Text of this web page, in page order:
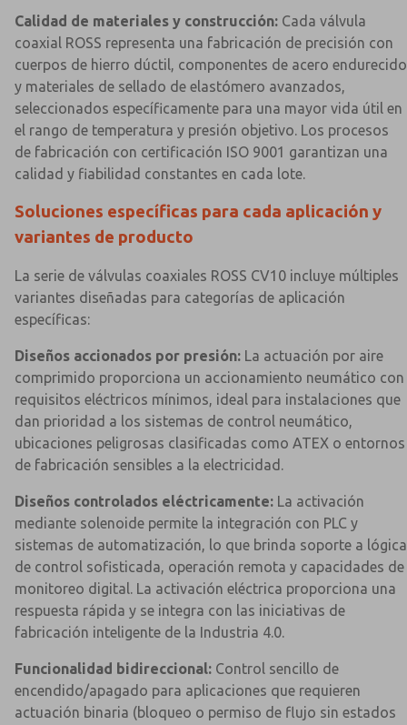
Calidad de materiales y construcción: Cada válvula
coaxial ROSS representa una fabricación de precisión con
cuerpos de hierro dúctil, componentes de acero endurecido
y materiales de sellado de elastómero avanzados,
seleccionados específicamente para una mayor vida útil en
el rango de temperatura y presión objetivo. Los procesos
de fabricación con certificación ISO 9001 garantizan una
calidad y fiabilidad constantes en cada lote.
Soluciones específicas para cada aplicación y
variantes de producto
La serie de válvulas coaxiales ROSS CV10 incluye múltiples
variantes diseñadas para categorías de aplicación
específicas:
Diseños accionados por presión: La actuación por aire
comprimido proporciona un accionamiento neumático con
requisitos eléctricos mínimos, ideal para instalaciones que
dan prioridad a los sistemas de control neumático,
ubicaciones peligrosas clasificadas como ATEX o entornos
de fabricación sensibles a la electricidad.
Diseños controlados eléctricamente: La activación
mediante solenoide permite la integración con PLC y
sistemas de automatización, lo que brinda soporte a lógica
de control sofisticada, operación remota y capacidades de
monitoreo digital. La activación eléctrica proporciona una
respuesta rápida y se integra con las iniciativas de
fabricación inteligente de la Industria 4.0.
Funcionalidad bidireccional: Control sencillo de
encendido/apagado para aplicaciones que requieren
actuación binaria (bloqueo o permiso de flujo sin estados